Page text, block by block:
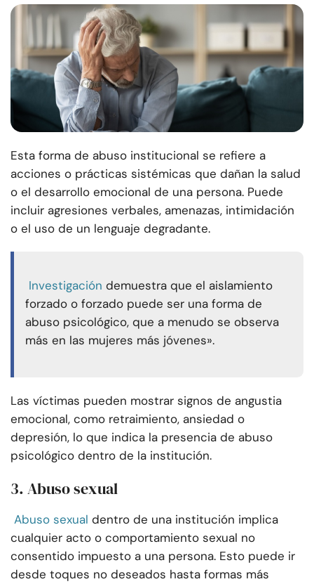
Esta forma de abuso institucional se refiere a
acciones o prácticas sistémicas que dañan la salud
o el desarrollo emocional de una persona. Puede
incluir agresiones verbales, amenazas, intimidación
o el uso de un lenguaje degradante.
Investigación demuestra que el aislamiento
forzado o forzado puede ser una forma de
abuso psicológico, que a menudo se observa
más en las mujeres más jóvenes».
Las víctimas pueden mostrar signos de angustia
emocional, como retraimiento, ansiedad o
depresión, lo que indica la presencia de abuso
psicológico dentro de la institución.
3. Abuso sexual
Abuso sexual dentro de una institución implica
cualquier acto o comportamiento sexual no
consentido impuesto a una persona. Esto puede ir
desde toques no deseados hasta formas más